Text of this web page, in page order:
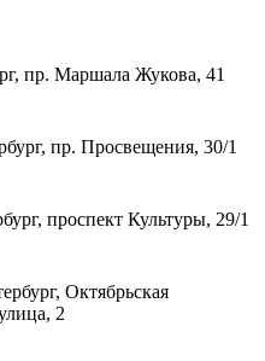
пр. Маршала Жукова, 41
пр. Просвещения, 30/1
проспект Культуры, 29/1
Октябрьская
2